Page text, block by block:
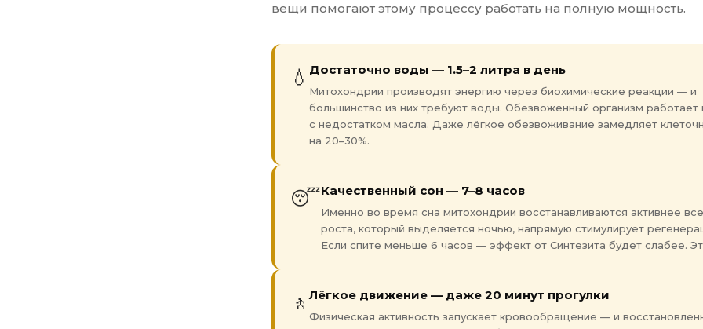
вещи помогают этому процессу работать на полную мощность.
💧 Достаточно воды — 1.5–2 литра в день
Митохондрии производят энергию через биохимические реакции — и
большинство из них требуют воды. Обезвоженный организм работает
с недостатком масла. Даже лёгкое обезвоживание замедляет
на 20–30%.
😴Качественный сон — 7–8 часов
Именно во время сна митохондрии восстанавливаются активнее
роста, который выделяется ночью, напрямую стимулирует
Если спите меньше 6 часов — эффект от Синтезита будет слабее.
🚶Лёгкое движение — даже 20 минут прогулки
Физическая активность запускает кровообращение — и